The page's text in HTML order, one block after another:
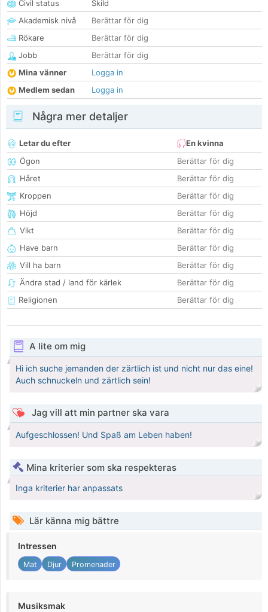
Civil status
Skild
Akademisk nivå
Berättar för dig
Rökare
Berättar för dig
Jobb
Berättar för dig
Mina vänner
Logga in
Medlem sedan
Logga in
Några mer detaljer
Letar du efter
En kvinna
Ögon
Berättar för dig
Håret
Berättar för dig
Kroppen
Berättar för dig
Höjd
Berättar för dig
Vikt
Berättar för dig
Have barn
Berättar för dig
Vill ha barn
Berättar för dig
Ändra stad / land för kärlek
Berättar för dig
Religionen
Berättar för dig
A lite om mig
Hi ich suche jemanden der zärtlich ist und nicht nur das eine!
Auch schnuckeln und zärtlich sein!
Jag vill att min partner ska vara
Aufgeschlossen! Und Spaß am Leben haben!
Mina kriterier som ska respekteras
Inga kriterier har anpassats
Lär känna mig bättre
Intressen
Mat Djur Promenader
Musiksmak